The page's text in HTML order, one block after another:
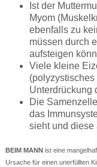
Ist der
Myom
ebenfalls zu
müssen durch
aufsteigen
Viele kleine
Unterdrückung
Die
das
sieht und diese
BEIM MANNist eine
Ursache für einen unerfüllten